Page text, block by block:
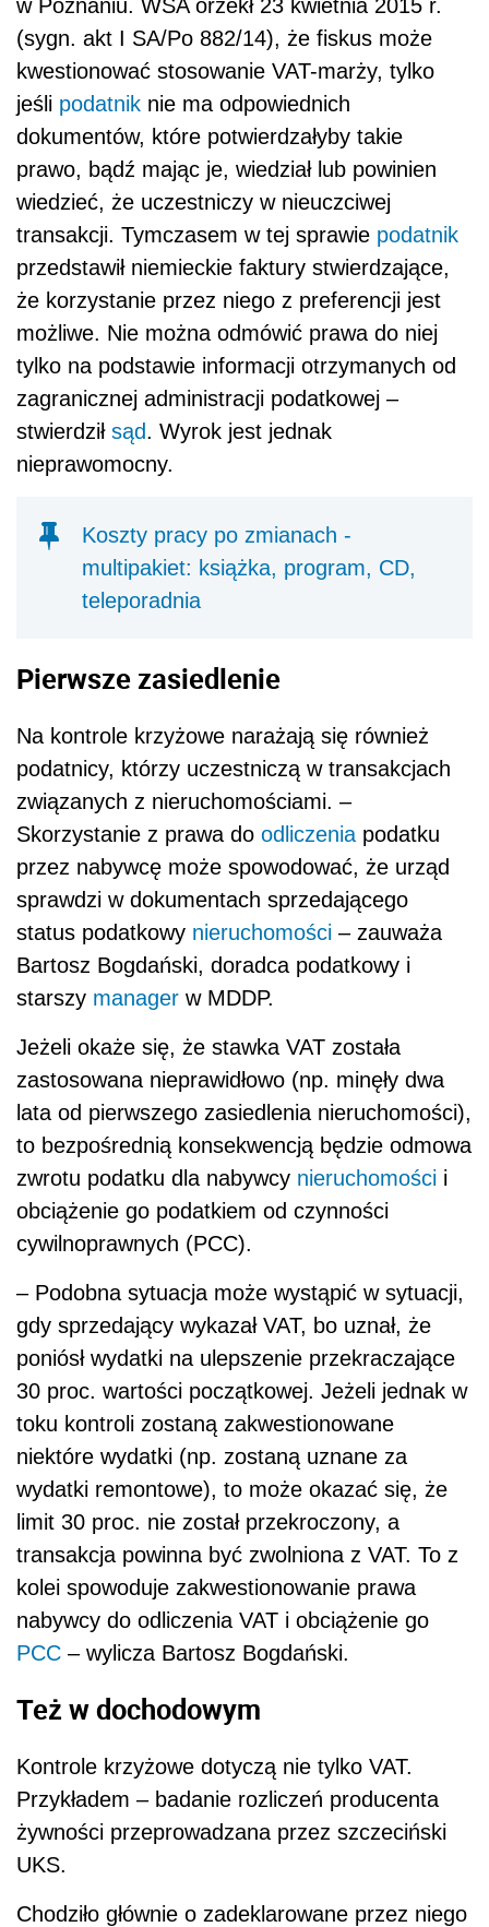
w Poznaniu. WSA orzekł 23 kwietnia 2015 r.
(sygn. akt I SA/Po 882/14), że fiskus może
kwestionować stosowanie VAT-marży, tylko
jeśli podatnik nie ma odpowiednich
dokumentów, które potwierdzałyby takie
prawo, bądź mając je, wiedział lub powinien
wiedzieć, że uczestniczy w nieuczciwej
transakcji. Tymczasem w tej sprawie podatnik
przedstawił niemieckie faktury stwierdzające,
że korzystanie przez niego z preferencji jest
możliwe. Nie można odmówić prawa do niej
tylko na podstawie informacji otrzymanych od
zagranicznej administracji podatkowej –
stwierdził sąd. Wyrok jest jednak
nieprawomocny.
Koszty pracy po zmianach -
multipakiet: książka, program, CD,
teleporadnia
Pierwsze zasiedlenie
Na kontrole krzyżowe narażają się również
podatnicy, którzy uczestniczą w transakcjach
związanych z nieruchomościami. –
Skorzystanie z prawa do odliczenia podatku
przez nabywcę może spowodować, że urząd
sprawdzi w dokumentach sprzedającego
status podatkowy nieruchomości – zauważa
Bartosz Bogdański, doradca podatkowy i
starszy manager w MDDP.
Jeżeli okaże się, że stawka VAT została
zastosowana nieprawidłowo (np. minęły dwa
lata od pierwszego zasiedlenia nieruchomości),
to bezpośrednią konsekwencją będzie odmowa
zwrotu podatku dla nabywcy nieruchomości i
obciążenie go podatkiem od czynności
cywilnoprawnych (PCC).
– Podobna sytuacja może wystąpić w sytuacji,
gdy sprzedający wykazał VAT, bo uznał, że
poniósł wydatki na ulepszenie przekraczające
30 proc. wartości początkowej. Jeżeli jednak w
toku kontroli zostaną zakwestionowane
niektóre wydatki (np. zostaną uznane za
wydatki remontowe), to może okazać się, że
limit 30 proc. nie został przekroczony, a
transakcja powinna być zwolniona z VAT. To z
kolei spowoduje zakwestionowanie prawa
nabywcy do odliczenia VAT i obciążenie go
PCC – wylicza Bartosz Bogdański.
Też w dochodowym
Kontrole krzyżowe dotyczą nie tylko VAT.
Przykładem – badanie rozliczeń producenta
żywności przeprowadzana przez szczeciński
UKS.
Chodziło głównie o zadeklarowane przez niego